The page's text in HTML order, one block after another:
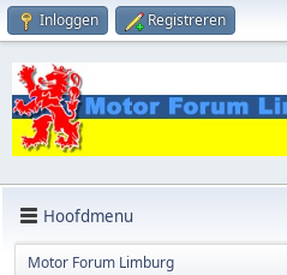
Inloggen Registreren
Hoofdmenu
Motor Forum Limburg